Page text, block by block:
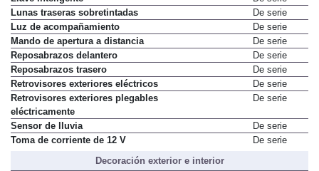
Lunas traseras sobretintadas
De serie
Luz de acompañamiento
De serie
Mando de apertura a distancia
De serie
Reposabrazos delantero
De serie
Reposabrazos trasero
De serie
Retrovisores exteriores eléctricos
De serie
Retrovisores exteriores plegables
eléctricamente
De serie
Sensor de lluvia
De serie
Toma de corriente de 12 V
De serie
Decoración exterior e interior